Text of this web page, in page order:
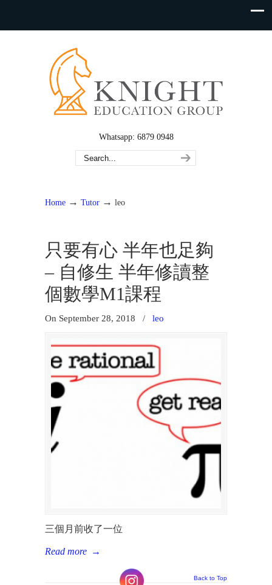
Whatsapp: 6879 0948
Home → Tutor → leo
只要有心 半年也足夠
– 自修生 半年修讀整
個數學M1課程
On September 28, 2018 / leo
三個月前收了一位
Read more →
Back to Top